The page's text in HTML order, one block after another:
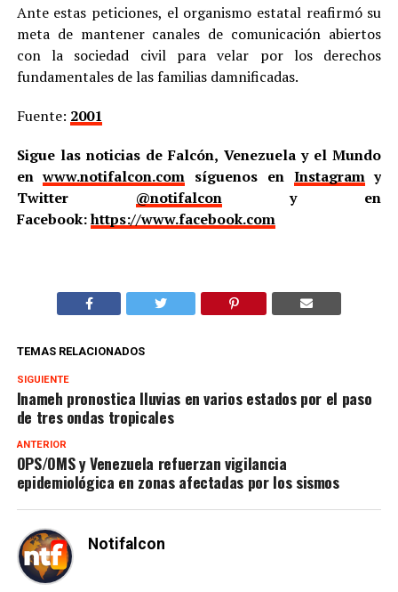
Ante estas peticiones, el organismo estatal reafirmó su
meta de mantener canales de comunicación abiertos
con la sociedad civil para velar por los derechos
fundamentales de las familias damnificadas.
Fuente: 2001
Sigue las noticias de Falcón, Venezuela y el Mundo
enwww.notifalcon.com síguenos en Instagramy
Twitter @notifalcony en
Facebook:https://www.facebook.com
TEMAS RELACIONADOS
SIGUIENTE
Inameh pronostica lluvias en varios estados por el paso
de tres ondas tropicales
ANTERIOR
OPS/OMS y Venezuela refuerzan vigilancia
epidemiológica en zonas afectadas por los sismos
Notifalcon